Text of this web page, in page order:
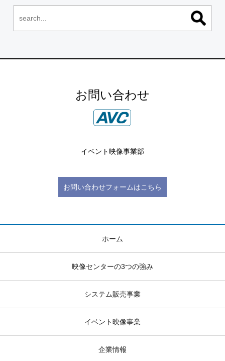
お問い合わせ
イベント映像事業部
お問い合わせフォームはこちら
ホーム
映像センターの3つの強み
システム販売事業
イベント映像事業
企業情報